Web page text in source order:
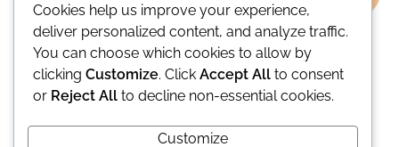
Cookies help us improve your experience,
deliver personalized content, and analyze traffic.
You can choose which cookies to allow by
clicking Customize. Click Accept All to consent
or Reject All to decline non-essential cookies.
Customize